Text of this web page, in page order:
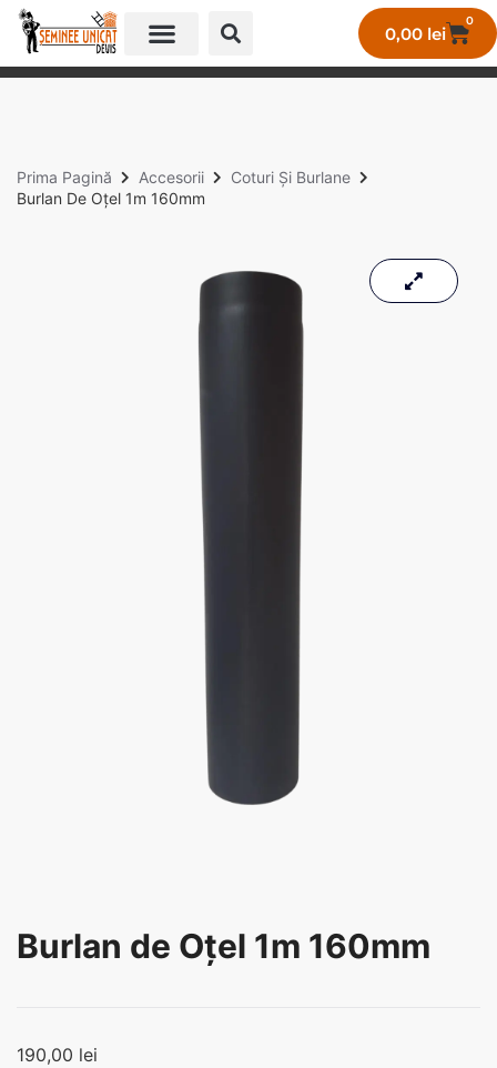
0,00 lei
0
Prima Pagină Accesorii
Coturi Și Burlane
Burlan De Oțel 1m 160mm
Burlan de Oțel 1m 160mm
190,00 lei